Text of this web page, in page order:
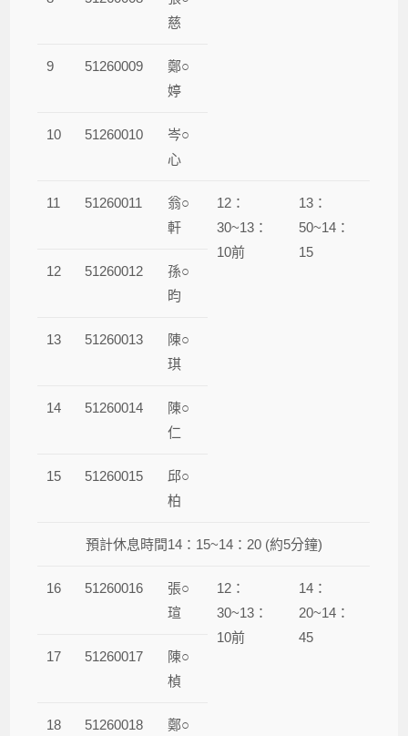
慈
9 51260009
鄭○
婷
10 51260010
岑○
心
11 51260011
翁○
軒
12：
30~13：
10前
13：
50~14：
15
12
51260012
孫○
昀
13 51260013
陳○
琪
14 51260014
陳○
仁
15 51260015
邱○
柏
預計休息時間14：15~14：20 (約5分鐘)
16 51260016
張○
瑄
12：
30~13：
10前
14：
20~14：
45
17
51260017
陳○
楨
18 51260018 鄭○